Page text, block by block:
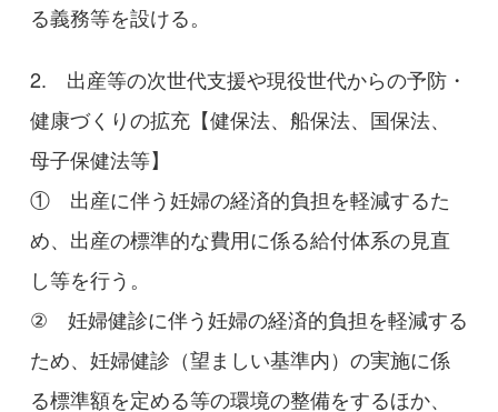
る義務等を設ける。
2. 出産等の次世代支援や現役世代からの予防・
健康づくりの拡充【健保法、船保法、国保法、
母子保健法等】
① 出産に伴う妊婦の経済的負担を軽減するた
め、出産の標準的な費用に係る給付体系の見直
し等を行う。
② 妊婦健診に伴う妊婦の経済的負担を軽減する
ため、妊婦健診（望ましい基準内）の実施に係
る標準額を定める等の環境の整備をするほか、